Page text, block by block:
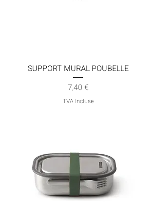
SUPPORT MURAL POUBELLE
Prix
7,40 €
TVA Incluse